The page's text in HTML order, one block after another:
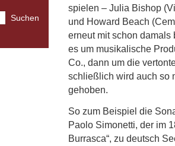
Suchen
spielen – Julia Bishop
und Howard Beach
erneut mit schon
es um musikalische
Co., dann um die
schließlich wird auch so
gehoben.
So zum Beispiel die
Paolo Simonetti, der im
Burrasca“, zu deutsch